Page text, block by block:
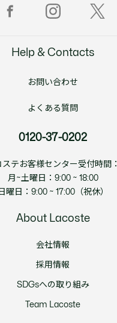
Help & Contacts
お問い合わせ
よくある質問
0120-37-0202
ステお客様センター受付時間：
月~土曜日：9:00 ~ 18:00
日曜日：9:00 ~ 17:00（祝休）
About Lacoste
会社情報
採用情報
SDGsへの取り組み
Team Lacoste